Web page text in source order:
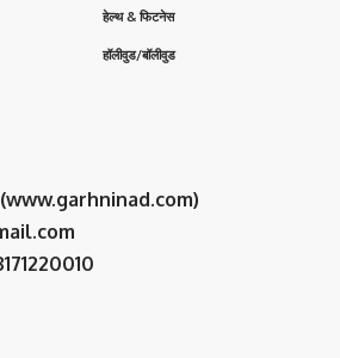
हेल्थ & फिटनेस
हॉलीवुड/बॉलीवुड
(www.garhninad.com)